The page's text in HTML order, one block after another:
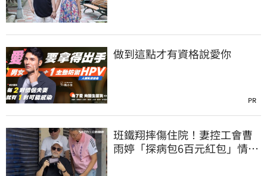
做到這點才有資格說愛你
PR
班鐵翔摔傷住院！妻控工會曹
雨婷「探病包6百元紅包」情